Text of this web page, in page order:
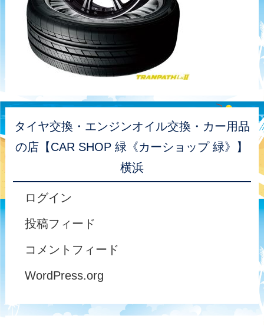
タイヤ交換・エンジンオイル交換・カー用品
の店【CAR SHOP 緑《カーショップ 緑》】
横浜
ログイン
投稿フィード
コメントフィード
WordPress.org